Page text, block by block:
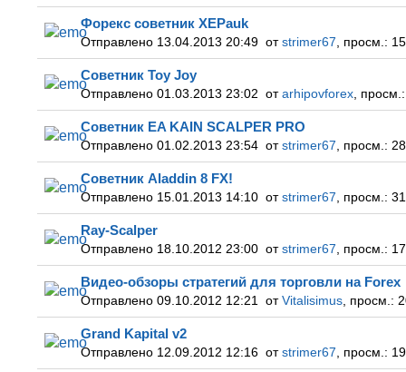
Форекс советник XEPauk
Отправлено 13.04.2013 20:49 от strimer67, просм.:
Советник Toy Joy
Отправлено 01.03.2013 23:02 от arhipovforex, просм.:
Советник EA KAIN SCALPER PRO
Отправлено 01.02.2013 23:54 от strimer67, просм.:
Советник Aladdin 8 FX!
Отправлено 15.01.2013 14:10 от strimer67, просм.:
Ray-Scalper
Отправлено 18.10.2012 23:00 от strimer67, просм.:
Видео-обзоры стратегий для торговли на Forex
Отправлено 09.10.2012 12:21 от Vitalisimus, просм.:
Grand Kapital v2
Отправлено 12.09.2012 12:16 от strimer67, просм.: